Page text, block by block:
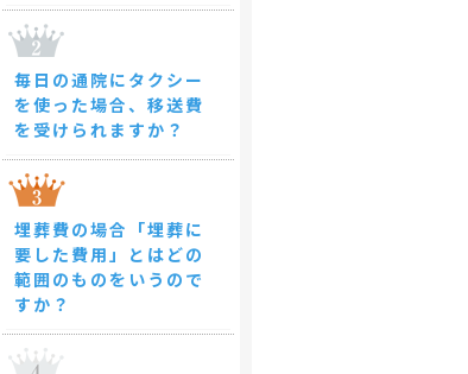
毎日の通院にタクシー
を使った場合、移送費
を受けられますか？
埋葬費の場合「埋葬に
要した費用」とはどの
範囲のものをいうので
すか？